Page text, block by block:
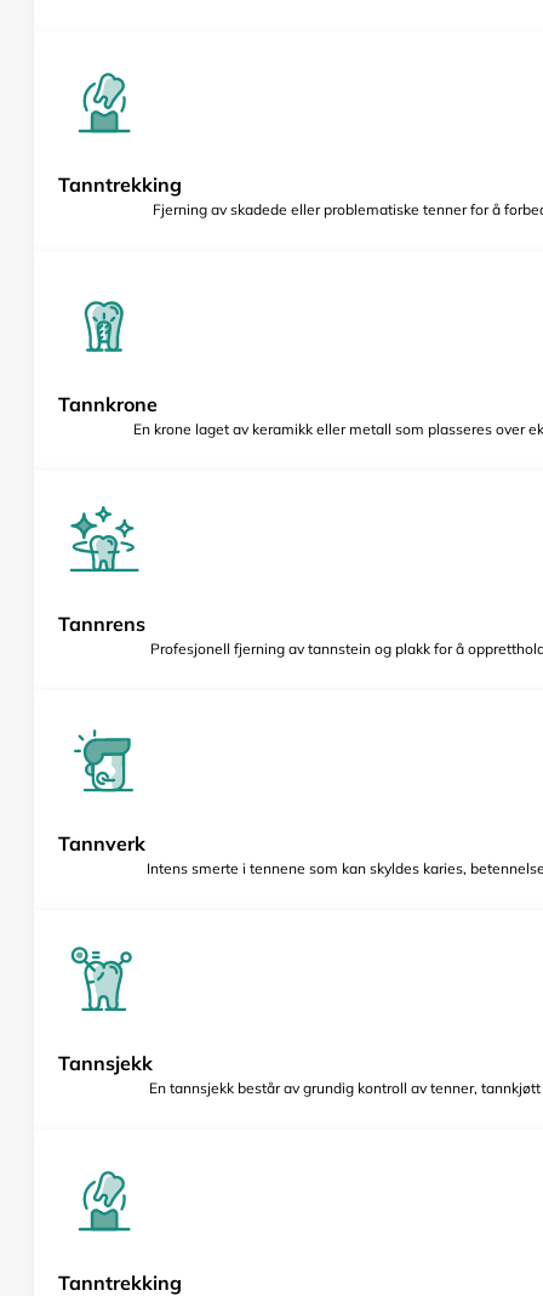
Tanntrekking
Fjerning av skadede eller problematiske tenner for å
Tannkrone
En krone laget av keramikk eller metall som plasseres over
Tannrens
Profesjonell fjerning av tannstein og plakk for å
Tannverk
Intens smerte i tennene som kan skyldes karies,
Tannsjekk
En tannsjekk består av grundig kontroll av tenner,
Tanntrekking